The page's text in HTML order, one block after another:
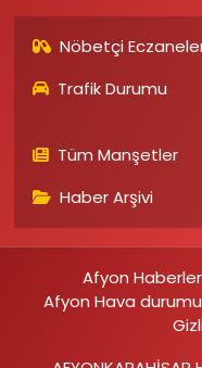
Nöbetçi
Trafik Durumu
Tüm Manşetler
Haber Arşivi
Afyon
Afyon Hava durumu